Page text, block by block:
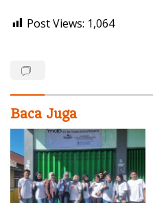
Post Views: 1,064
Baca Juga